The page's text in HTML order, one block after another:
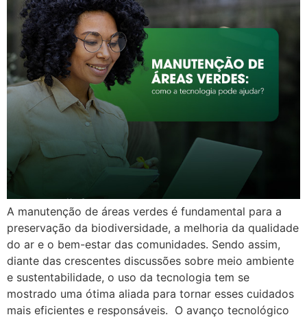
A manutenção de áreas verdes é fundamental para a
preservação da biodiversidade, a melhoria da qualidade
do ar e o bem-estar das comunidades. Sendo assim,
diante das crescentes discussões sobre meio ambiente
e sustentabilidade, o uso da tecnologia tem se
mostrado uma ótima aliada para tornar esses cuidados
mais eficientes e responsáveis. O avanço tecnológico